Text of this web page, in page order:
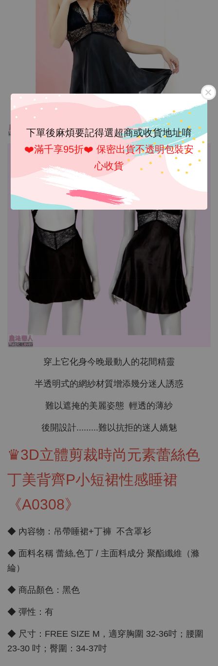
下單後麻煩要記得選超商或收貨地址唷
❤️滿千享95折❤️ 保密出貨不透明包裝安
心收貨
穿上它化身今晚最動人的花間精靈
半透明式的網紗材質增添幾分迷人誘惑
難以遮掩的美麗姿態 輕透的薄紗
後開設計.........難以抗拒的迷人嬌魅
♛3D立體剪裁時尚元素蕾絲色
丁美背齊P小短裙性感睡裙
《A0308》
◆ 內容物：吊帶睡裙+丁褲 不含罩衫
◆ 面料名稱 蕾絲,色丁 / 主面料成分 聚酯纖維（滌
綸）
◆ 商品顏色：黑色
◆ 彈性：有
◆ 尺寸：FREE SIZE M，適穿胸圍 32-36吋；腰圍
23-30 吋；臀圍：34-37吋